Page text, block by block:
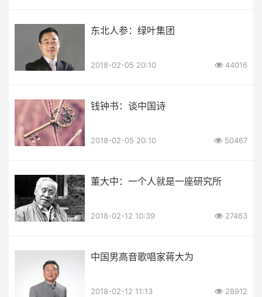
东北人参：绿叶集团
2018-02-05 20:10 44016
钱钟书：谈中国诗
2018-02-05 20:10 50467
董大中：一个人就是一座研究所
2018-02-12 10:39 27463
中国男高音歌唱家蒋大为
2018-02-12 11:13 28912